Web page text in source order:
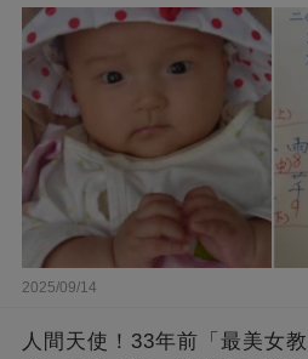
2025/09/14
人間天使！33年前「最美女